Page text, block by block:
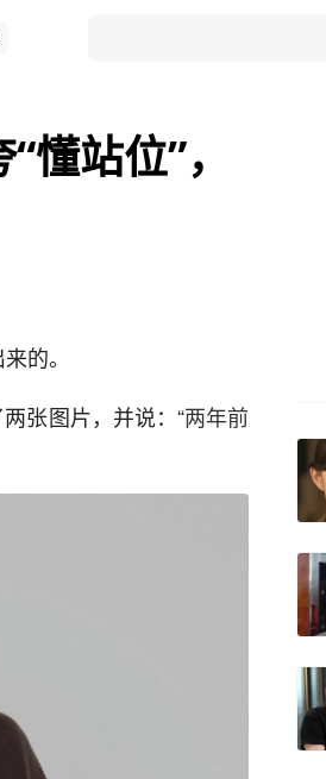
站位”，
的。
张图片，并说：“两年前